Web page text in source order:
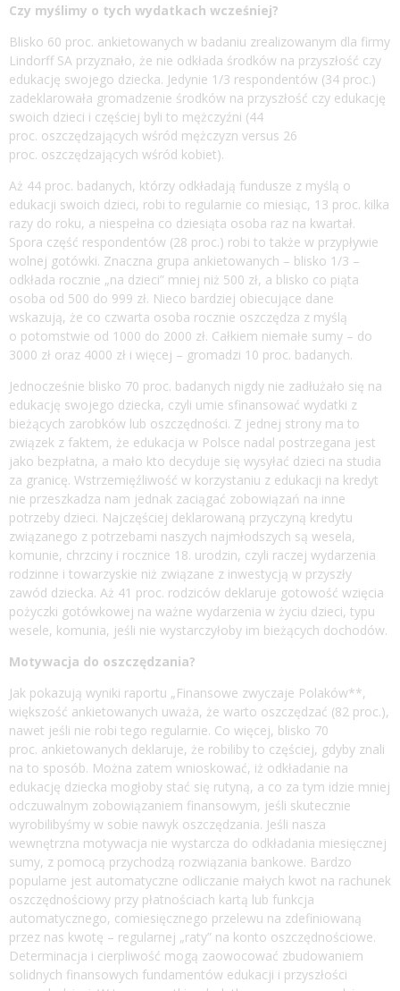
Czy myślimy o tych wydatkach wcześniej?
Blisko 60 proc. ankietowanych w badaniu zrealizowanym dla firmy
Lindorff SA przyznało, że nie odkłada środków na przyszłość czy
edukację swojego dziecka. Jedynie 1/3 respondentów (34 proc.)
zadeklarowała gromadzenie środków na przyszłość czy edukację
swoich dzieci i częściej byli to mężczyźni (44
proc. oszczędzających wśród mężczyzn versus 26
proc. oszczędzających wśród kobiet).
Aż 44 proc. badanych, którzy odkładają fundusze z myślą o
edukacji swoich dzieci, robi to regularnie co miesiąc, 13 proc. kilka
razy do roku, a niespełna co dziesiąta osoba raz na kwartał.
Spora część respondentów (28 proc.) robi to także w przypływie
wolnej gotówki. Znaczna grupa ankietowanych – blisko 1/3 –
odkłada rocznie „na dzieci” mniej niż 500 zł, a blisko co piąta
osoba od 500 do 999 zł. Nieco bardziej obiecujące dane
wskazują, że co czwarta osoba rocznie oszczędza z myślą
o potomstwie od 1000 do 2000 zł. Całkiem niemałe sumy – do
3000 zł oraz 4000 zł i więcej – gromadzi 10 proc. badanych.
Jednocześnie blisko 70 proc. badanych nigdy nie zadłużało się na
edukację swojego dziecka, czyli umie sfinansować wydatki z
bieżących zarobków lub oszczędności. Z jednej strony ma to
związek z faktem, że edukacja w Polsce nadal postrzegana jest
jako bezpłatna, a mało kto decyduje się wysyłać dzieci na studia
za granicę. Wstrzemięźliwość w korzystaniu z edukacji na kredyt
nie przeszkadza nam jednak zaciągać zobowiązań na inne
potrzeby dzieci. Najczęściej deklarowaną przyczyną kredytu
związanego z potrzebami naszych najmłodszych są wesela,
komunie, chrzciny i rocznice 18. urodzin, czyli raczej wydarzenia
rodzinne i towarzyskie niż związane z inwestycją w przyszły
zawód dziecka. Aż 41 proc. rodziców deklaruje gotowość wzięcia
pożyczki gotówkowej na ważne wydarzenia w życiu dzieci, typu
wesele, komunia, jeśli nie wystarczyłoby im bieżących dochodów.
Motywacja do oszczędzania?
Jak pokazują wyniki raportu „Finansowe zwyczaje Polaków**,
większość ankietowanych uważa, że warto oszczędzać (82 proc.),
nawet jeśli nie robi tego regularnie. Co więcej, blisko 70
proc. ankietowanych deklaruje, że robiliby to częściej, gdyby znali
na to sposób. Można zatem wnioskować, iż odkładanie na
edukację dziecka mogłoby stać się rutyną, a co za tym idzie mniej
odczuwalnym zobowiązaniem finansowym, jeśli skutecznie
wyrobilibyśmy w sobie nawyk oszczędzania. Jeśli nasza
wewnętrzna motywacja nie wystarcza do odkładania miesięcznej
sumy, z pomocą przychodzą rozwiązania bankowe. Bardzo
popularne jest automatyczne odliczanie małych kwot na rachunek
oszczędnościowy przy płatnościach kartą lub funkcja
automatycznego, comiesięcznego przelewu na zdefiniowaną
przez nas kwotę – regularnej „raty” na konto oszczędnościowe.
Determinacja i cierpliwość mogą zaowocować zbudowaniem
solidnych finansowych fundamentów edukacji i przyszłości